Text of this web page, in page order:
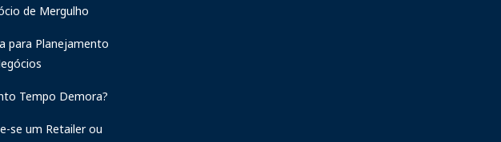
de Mergulho
para Planejamento
Tempo Demora?
se um Retailer ou